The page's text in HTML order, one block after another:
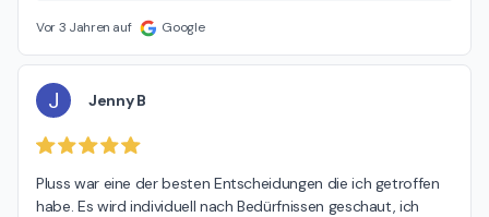
Vor 3 Jahren auf Google
J Jenny B
Pluss war eine der besten Entscheidungen die ich getroffen
habe. Es wird individuell nach Bedürfnissen geschaut, ich